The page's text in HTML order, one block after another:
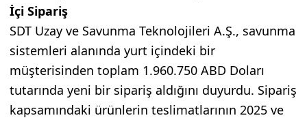
İçi Sipariş
SDT Uzay ve Savunma Teknolojileri A.Ş., savunma
sistemleri alanında yurt içindeki bir
müşterisinden toplam 1.960.750 ABD Doları
tutarında yeni bir sipariş aldığını duyurdu. Sipariş
kapsamındaki ürünlerin teslimatlarının 2025 ve